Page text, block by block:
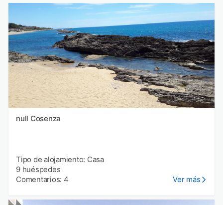
null Cosenza
Tipo de alojamiento: Casa
9 huéspedes
Comentarios: 4
Ver más